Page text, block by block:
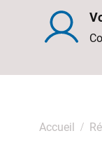
Accueil